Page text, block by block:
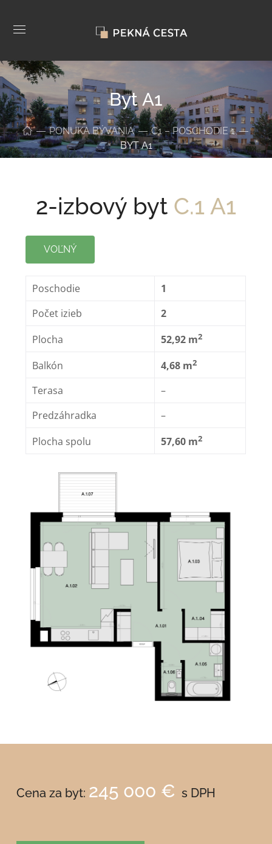
Byt A1
PONUKA BÝVANIA
C1 – POSCHODIE 1
BYT A1
2-izbový byt C.1 A1
VOĽNÝ
Poschodie
1
Počet izieb
2
Plocha
52,92 m2
Balkón 4,68 m2
Terasa
–
Predzáhradka
–
Plocha spolu
57,60 m2
Cena za byt: 245 000 € s DPH